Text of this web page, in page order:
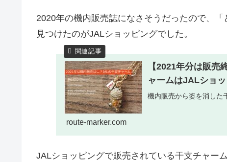
2020年の機内販売誌になさそうだったので、
見つけたのがJALショッピングでした。
【2021年分は販
ャームはJALショ
機内販売から姿を消した
route-marker.com
JALショッピングで販売されている干支チャー